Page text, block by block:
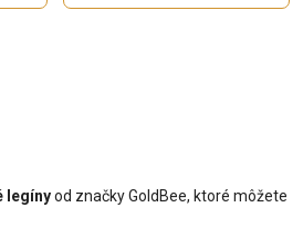
legínyod značky GoldBee, ktoré môžete